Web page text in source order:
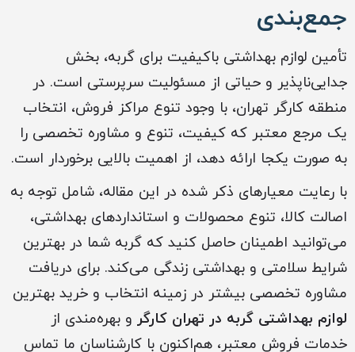
جمع‌بندی
تأمین لوازم بهداشتی باکیفیت برای گربه، بخش
جدایی‌ناپذیر و حیاتی از مسئولیت سرپرستی است. در
منطقه کارگر تهران، با وجود تنوع مراکز فروش، انتخاب
یک مرجع معتبر که کیفیت، تنوع و مشاوره تخصصی را
به صورت یکجا ارائه دهد، از اهمیت بالایی برخوردار است.
با رعایت معیارهای ذکر شده در این مقاله، شامل توجه به
اصالت کالا، تنوع محصولات و استانداردهای بهداشتی،
می‌توانید اطمینان حاصل کنید که گربه شما در بهترین
شرایط سلامتی و بهداشتی زندگی می‌کند. برای دریافت
مشاوره تخصصی بیشتر در زمینه انتخاب و خرید بهترین
لوازم بهداشتی گربه‌ در تهران کارگر و بهره‌مندی از
خدمات فروش معتبر، هم‌اکنون با کارشناسان ما تماس